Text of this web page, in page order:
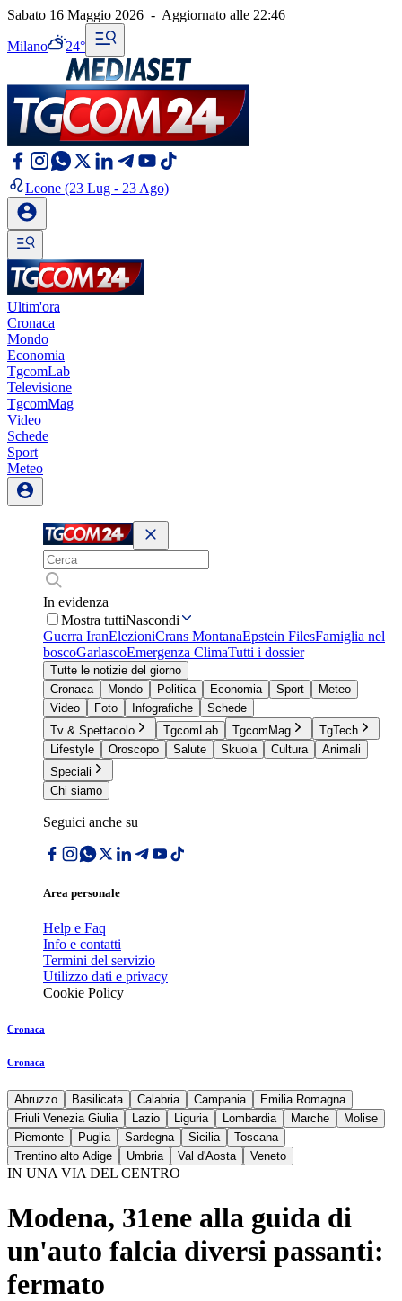
Sabato 16 Maggio 2026 - Aggiornato alle 22:46
Milano 24°
Leone (23 Lug - 23 Ago)
Ultim'ora
Cronaca
Mondo
Economia
TgcomLab
Televisione
TgcomMag
Video
Schede
Sport
Meteo
In evidenza
Mostra tuttiNascondi
Guerra IranElezioniCrans MontanaEpstein FilesFamiglia nel
boscoGarlascoEmergenza ClimaTutti i dossier
Tutte le notizie del giorno
Cronaca
Mondo Politica Economia Sport
Meteo
Video
Foto Infografiche
Schede
Tv & Spettacolo
TgcomLab TgcomMag
TgTech
Lifestyle
Oroscopo Salute Skuola Cultura
Animali
Speciali
Chi siamo
Seguici anche su
Area personale
Help e Faq
Info e contatti
Termini del servizio
Utilizzo dati e privacy
Cookie Policy
Cronaca
Cronaca
Abruzzo Basilicata Calabria Campania
Emilia Romagna
Friuli Venezia Giulia
Lazio Liguria Lombardia Marche
Molise
Piemonte
Puglia Sardegna Sicilia
Toscana
Trentino alto Adige
Umbria Val d'Aosta Veneto
IN UNA VIA DEL CENTRO
Modena, 31ene alla guida di
un'auto falcia diversi passanti:
fermato